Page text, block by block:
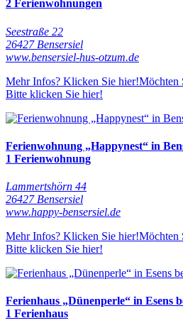
2 Ferienwohnungen
Seestraße 22
26427 Bensersiel
www.bensersiel-hus-otzum.de
Mehr Infos? Klicken Sie hier!Möchten
Bitte klicken Sie hier!
Ferienwohnung „Happynest“ in
1 Ferienwohnung
Lammertshörn 44
26427 Bensersiel
www.happy-bensersiel.de
Mehr Infos? Klicken Sie hier!Möchten
Bitte klicken Sie hier!
Ferienhaus „Dünenperle“ in Esens
1 Ferienhaus